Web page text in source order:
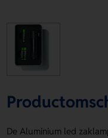
De Aluminium led